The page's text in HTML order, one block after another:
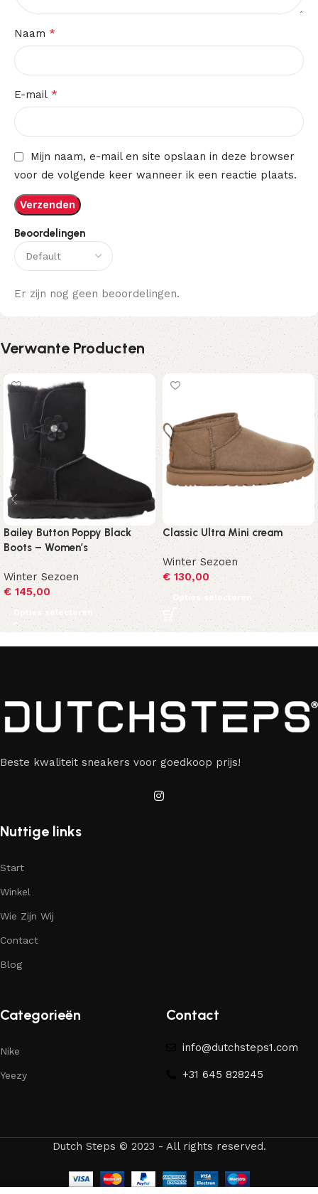
Beoordelingen
Er zijn nog geen beoordelingen.
Naam *
E-mail *
Mijn naam, e-mail en site opslaan in deze browser
voor de volgende keer wanneer ik een reactie plaats.
Verwante Producten
Bailey Button Poppy Black
Boots – Women’s
Winter Sezoen
€ 145,00
Opties selecteren
Classic Ultra Mini cream
Winter Sezoen
€ 130,00
Opties selecteren
Beste kwaliteit sneakers voor goedkoop prijs!
Nuttige links
Start
Winkel
Wie Zijn Wij
Contact
Blog
Categorieën
Nike
Yeezy
Contact
info@dutchsteps1.com
+31 645 828245
Dutch Steps © 2023 - All rights reserved.
Angelica net Travis Scott x Air Jordan 1 Retro Low OG 'Reverse